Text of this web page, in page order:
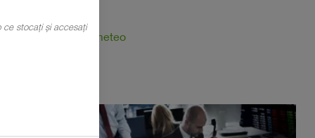
Află prognoza meteo
ce stocați și accesați